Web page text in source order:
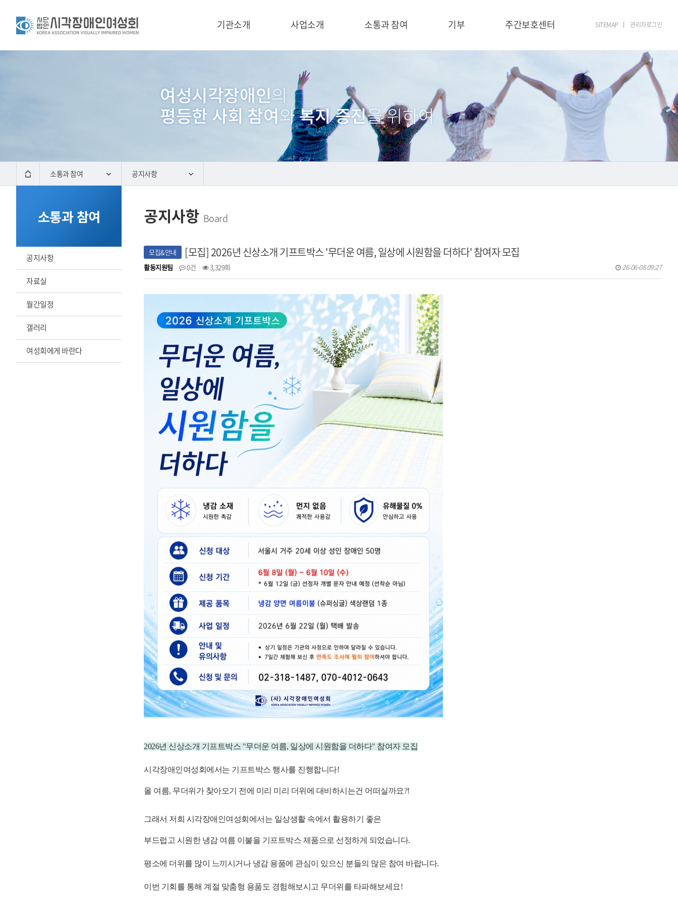
기관소개 사업소개 소통과 참여 기부 주간보호센터 SITEMAP 관리자로그인
소통과 참여 공지사항
소통과 참여
공지사항
자료실
월간일정
갤러리
여성회에게 바란다
공지사항 Board
모집&안내 [모집] 2026년 신상소개 기프트박스 '무더운 여름, 일상에 시원함을 더하다' 참여자 모집
활동지원팀 0건 3,329회 26-06-08 09:27
2026년 신상소개 기프트박스 "무더운 여름, 일상에 시원함을 더하다" 참여자 모집
시각장애인여성회에서는 기프트박스 행사를 진행합니다!
올 여름, 무더위가 찾아오기 전에 미리 미리 더위에 대비하시는건 어떠실까요?!
그래서 저희 시각장애인여성회에서는 일상생활 속에서 활용하기 좋은
부드럽고 시원한 냉감 여름 이불을 기프트박스 제품으로 선정하게 되었습니다.
평소에 더위를 많이 느끼시거나 냉감 용품에 관심이 있으신 분들의 많은 참여 바랍니다.
이번 기회를 통해 계절 맞춤형 용품도 경험해보시고 무더위를 타파해보세요!